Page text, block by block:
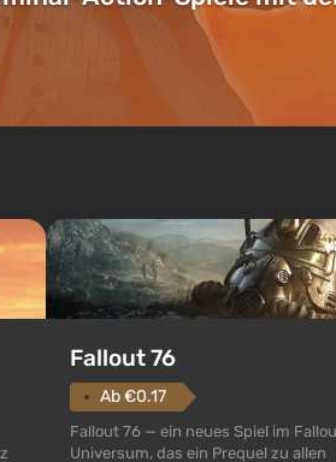
Fallout 76
Ab €0.17
Fallout 76 — ein neues Spiel im
Universum, das ein Prequel zu allen